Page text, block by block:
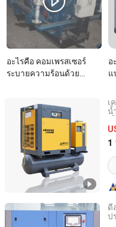
อะไรคือ คอมเพรสเซอร์
ระบายความร้อนด้วย
ในอุตสาหกรรม
อ
แ
ค
เ
น้
1
Guangzhou Airhorse
Guangdong, China
ดี
ป
Shanghai Shengyi